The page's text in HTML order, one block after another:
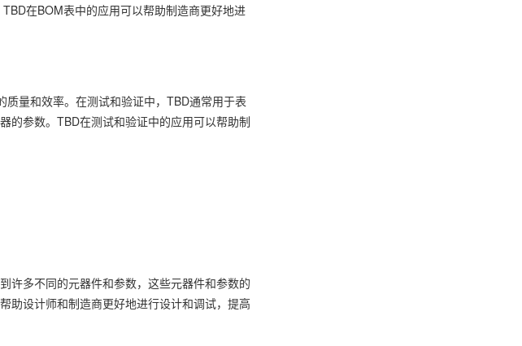
在BOM表中的应用可以帮助制造商更好地进
量和效率。在测试和验证中，TBD通常用于表
的参数。TBD在测试和验证中的应用可以帮助制
许多不同的元器件和参数，这些元器件和参数的
助设计师和制造商更好地进行设计和调试，提高